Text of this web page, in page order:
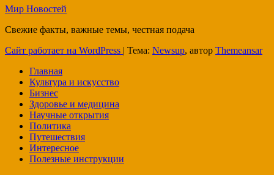
Мир Новостей
Свежие факты, важные темы, честная подача
Сайт работает на WordPress | Тема: Newsup, автор Themeansar
Главная
Культура и искусство
Бизнес
Здоровье и медицина
Научные открытия
Политика
Путешествия
Интересное
Полезные инструкции